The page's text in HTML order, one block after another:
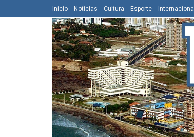
Início Notícias Cultura Esporte Internacional